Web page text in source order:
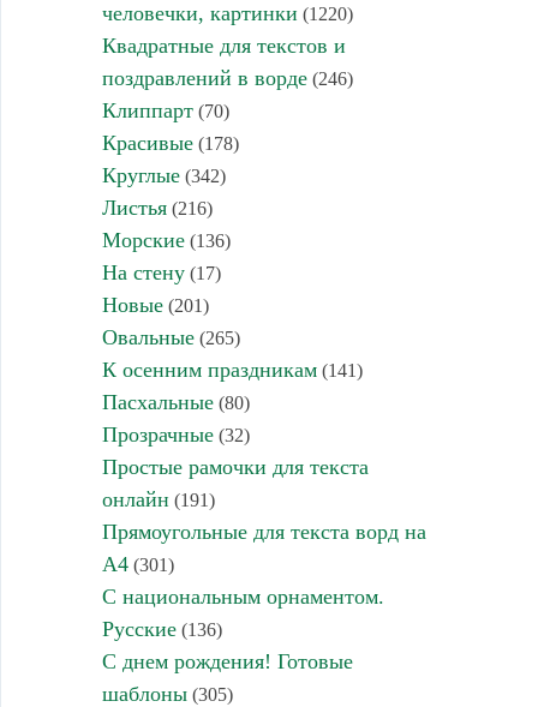
человечки, картинки (1220)
Квадратные для текстов и
поздравлений в ворде(246)
Клиппарт(70)
Красивые(178)
Круглые(342)
Листья(216)
Морские(136)
На стену(17)
Новые(201)
Овальные(265)
К осенним праздникам(141)
Пасхальные(80)
Прозрачные(32)
Простые рамочки для текста
онлайн (191)
Прямоугольные для текста ворд на
А4(301)
С национальным орнаментом.
Русские(136)
С днем рождения! Готовые
шаблоны(305)